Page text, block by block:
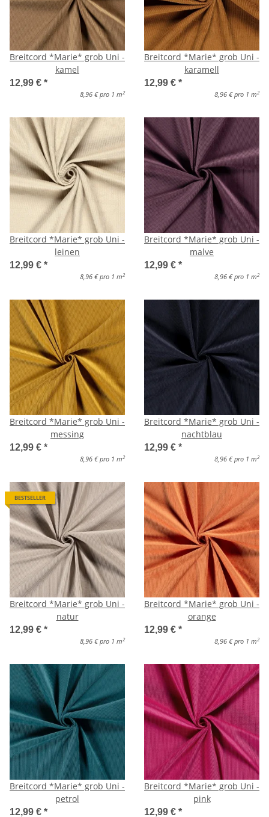
Breitcord *Marie* grob Uni -
kamel
12,99 € *
8,96 € pro 1 m 2
Breitcord *Marie* grob Uni -
karamell
12,99 € *
8,96 € pro 1 m 2
Breitcord *Marie* grob Uni -
leinen
12,99 € *
8,96 € pro 1 m 2
Breitcord *Marie* grob Uni -
malve
12,99 € *
8,96 € pro 1 m 2
Breitcord *Marie* grob Uni -
messing
12,99 € *
8,96 € pro 1 m 2
Breitcord *Marie* grob Uni -
nachtblau
12,99 € *
8,96 € pro 1 m 2
BESTSELLER
Breitcord *Marie* grob Uni -
natur
12,99 € *
8,96 € pro 1 m 2
Breitcord *Marie* grob Uni -
orange
12,99 € *
8,96 € pro 1 m 2
Breitcord *Marie* grob Uni -
petrol
12,99 € *
Breitcord *Marie* grob Uni -
pink
12,99 € *